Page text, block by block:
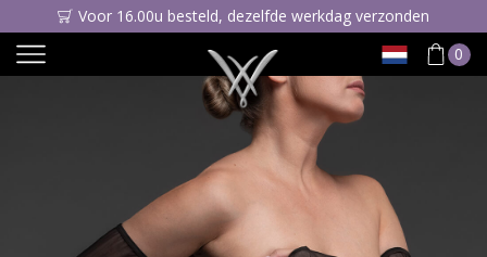
Voor 16.00u besteld, dezelfde werkdag verzonden
0